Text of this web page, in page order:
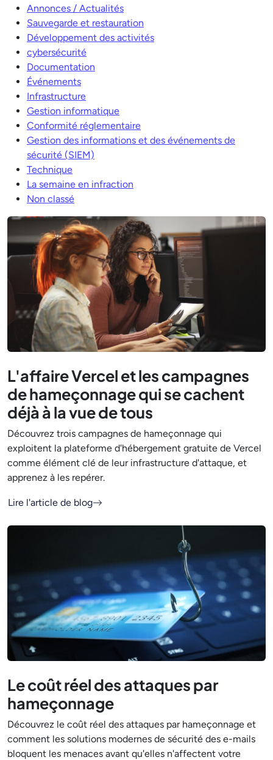
Annonces / Actualités
Sauvegarde et restauration
Développement des activités
cybersécurité
Documentation
Événements
Infrastructure
Gestion informatique
Conformité réglementaire
Gestion des informations et des événements de
sécurité (SIEM)
Technique
La semaine en infraction
Non classé
L'affaire Vercel et les campagnes
de hameçonnage qui se cachent
déjà à la vue de tous
Découvrez trois campagnes de hameçonnage qui
exploitent la plateforme d'hébergement gratuite de Vercel
comme élément clé de leur infrastructure d'attaque, et
apprenez à les repérer.
Lire l'article de blog
Le coût réel des attaques par
hameçonnage
Découvrez le coût réel des attaques par hameçonnage et
comment les solutions modernes de sécurité des e-mails
bloquent les menaces avant qu'elles n'affectent votre